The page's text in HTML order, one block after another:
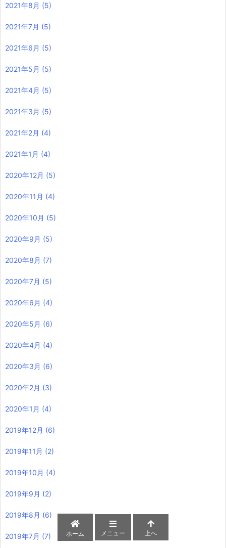
2021年8月 (5)
2021年7月 (5)
2021年6月 (5)
2021年5月 (5)
2021年4月 (5)
2021年3月 (5)
2021年2月 (4)
2021年1月 (4)
2020年12月 (5)
2020年11月 (4)
2020年10月 (5)
2020年9月 (5)
2020年8月 (7)
2020年7月 (5)
2020年6月 (4)
2020年5月 (6)
2020年4月 (4)
2020年3月 (6)
2020年2月 (3)
2020年1月 (4)
2019年12月 (6)
2019年11月 (2)
2019年10月 (4)
2019年9月 (2)
2019年8月 (6)
2019年7月 (7) ホーム メニュー 上へ